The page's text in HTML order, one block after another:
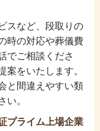
スなど、段取りの
時の対応や葬儀費
でご相談くださ
案をいたします。
と間違えやすい類
い。
プライム上場企業